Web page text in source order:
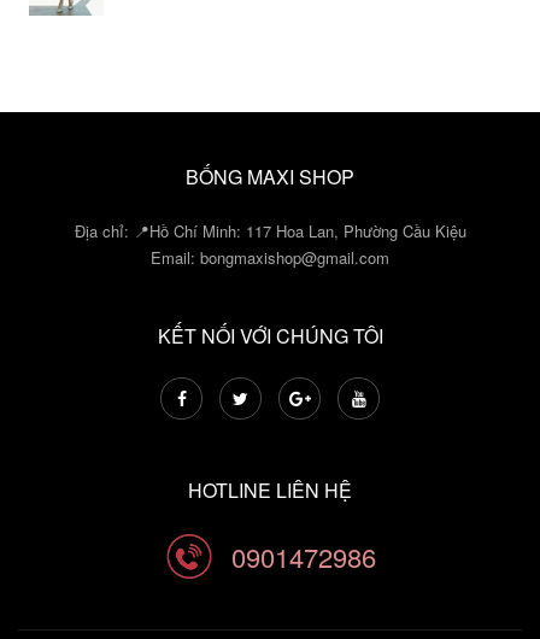
BỐNG MAXI SHOP
Địa chỉ: 📍Hồ Chí Minh: 117 Hoa Lan, Phường Cầu Kiệu
Email: bongmaxishop@gmail.com
KẾT NỐI VỚI CHÚNG TÔI
HOTLINE LIÊN HỆ
0901472986